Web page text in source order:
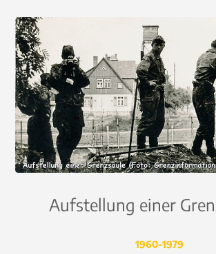
Aufstellung einer
1960-1979